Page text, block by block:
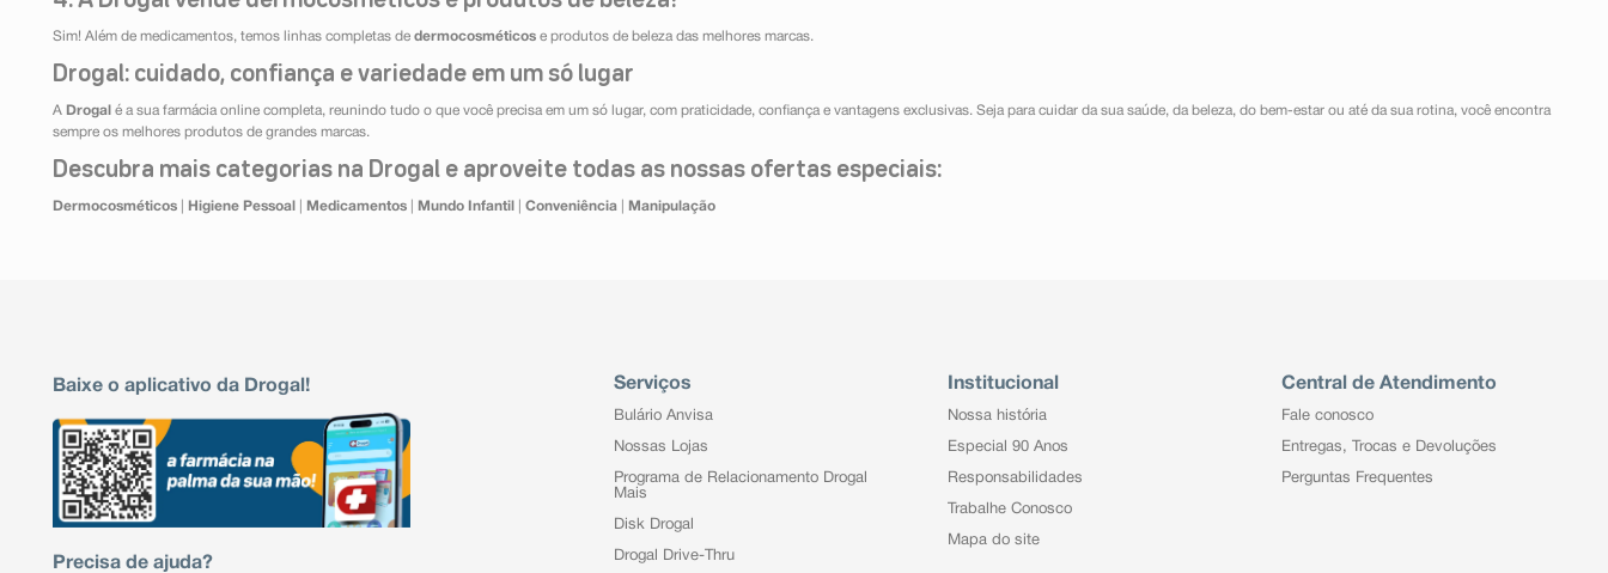
Sim! Além de medicamentos, temos linhas completas de dermocosméticos e produtos de beleza das melhores marcas.
Drogal: cuidado, confiança e variedade em um só lugar
A Drogal é a sua farmácia online completa, reunindo tudo o que você precisa em um só lugar, com praticidade, confiança e vantagens exclusivas. Seja para cuidar da sua saúde, da beleza, do bem-estar ou até da sua rotina, você encontra
sempre os melhores produtos de grandes marcas.
Descubra mais categorias na Drogal e aproveite todas as nossas ofertas especiais:
Dermocosméticos Higiene Pessoal Medicamentos Mundo Infantil Conveniência Manipulação
Baixe o aplicativo da Drogal!
Precisa de ajuda?
Serviços
Bulário Anvisa
Nossas Lojas
Programa de Relacionamento Drogal
Mais
Disk Drogal
Drogal Drive-Thru
Institucional
Nossa história
Especial 90 Anos
Responsabilidades
Trabalhe Conosco
Mapa do site
Central de Atendimento
Fale conosco
Entregas, Trocas e Devoluções
Perguntas Frequentes